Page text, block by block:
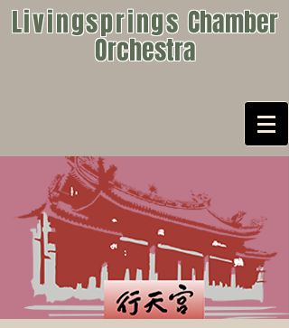
Livingsprings Chamber
Orchestra